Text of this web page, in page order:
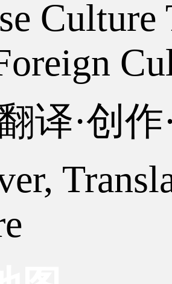
译·创